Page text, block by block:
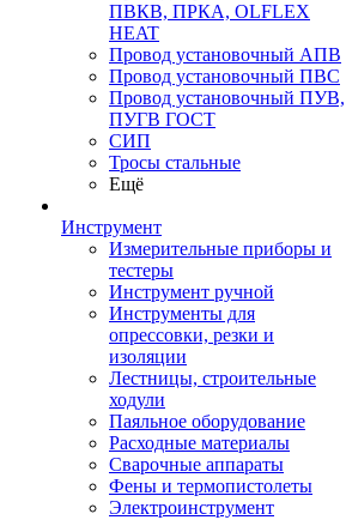
ПВКВ, ПРКА, OLFLEX
HEAT
Провод установочный АПВ
Провод установочный ПВС
Провод установочный ПУВ,
ПУГВ ГОСТ
СИП
Тросы стальные
Ещё
Инструмент
Измерительные приборы и
тестеры
Инструмент ручной
Инструменты для
опрессовки, резки и
изоляции
Лестницы, строительные
ходули
Паяльное оборудование
Расходные материалы
Сварочные аппараты
Фены и термопистолеты
Электроинструмент